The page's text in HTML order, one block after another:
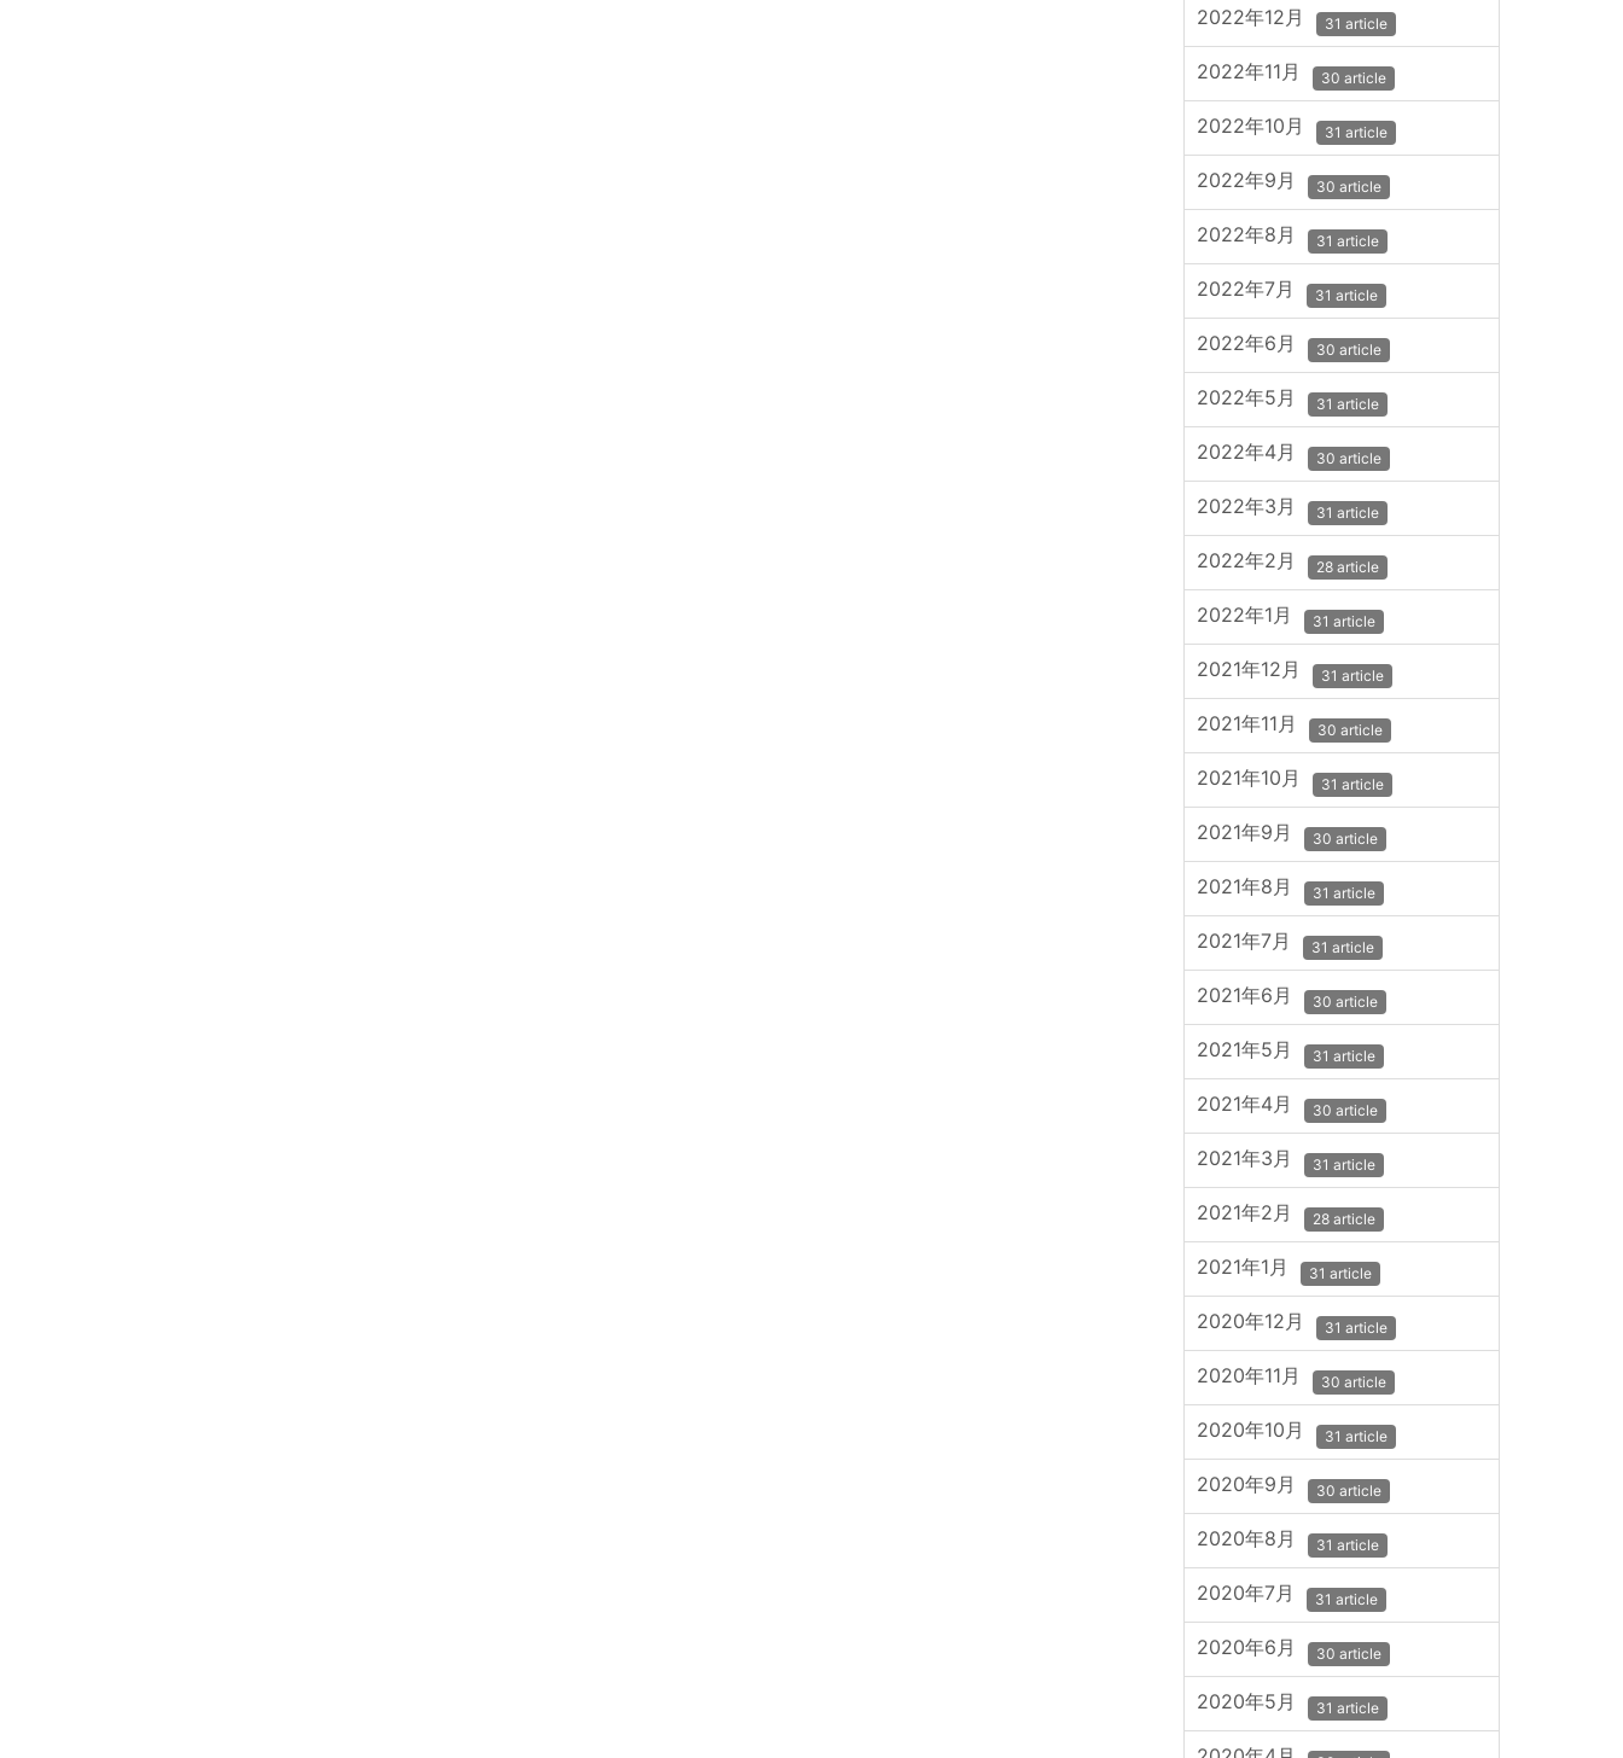
2022年12月 31 article
2022年11月 30 article
2022年10月 31 article
2022年9月 30 article
2022年8月 31 article
2022年7月 31 article
2022年6月 30 article
2022年5月 31 article
2022年4月 30 article
2022年3月 31 article
2022年2月 28 article
2022年1月 31 article
2021年12月 31 article
2021年11月 30 article
2021年10月 31 article
2021年9月 30 article
2021年8月 31 article
2021年7月 31 article
2021年6月 30 article
2021年5月 31 article
2021年4月 30 article
2021年3月 31 article
2021年2月 28 article
2021年1月 31 article
2020年12月 31 article
2020年11月 30 article
2020年10月 31 article
2020年9月 30 article
2020年8月 31 article
2020年7月 31 article
2020年6月 30 article
2020年5月 31 article